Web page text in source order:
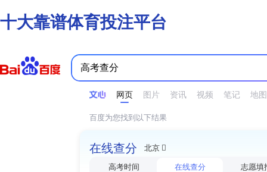
十大靠谱体育投注平台
网页 图片 资讯 视频 笔记 地图
时间不限 所有网页和文件 站点内检索
百度为您找到以下结果
在线查分 北京
高考时间 在线查分 志愿填